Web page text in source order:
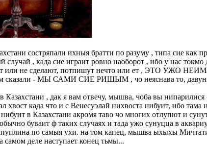
состряпали ихныя братти по разуму , типа сие
, када сие играит ровно наоборот , ибо у нас
или не сделают, потпишут нечто или ет , ЭТО УЖО
им сказали - МЫ САМИ СИЕ РИШЫМ , чо неяснава то,
в Казахстани , дак я вам отвечу, мышва, чоба вы
хвост када что и с Венесуэлай нихвоста нибуит, ибо
в Казахстани акромя таво чо многих отлупют и
буваит ф таких случаях и тада ужо сунуцца в
по самыя ухи. на том капец, мышва ыхыхы
деле наступает конец тьмы...